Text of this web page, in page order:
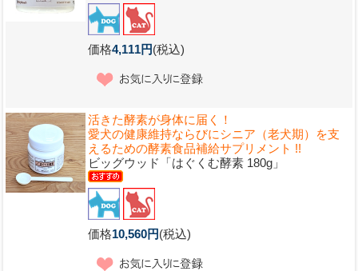
価格4,111円(税込)
活きた酵素が身体に届く！
愛犬の健康維持ならびにシニア（老犬期）を支
えるための酵素食品補給サプリメント !!
ビッグウッド「はぐくむ酵素 180g」
価格10,560円(税込)